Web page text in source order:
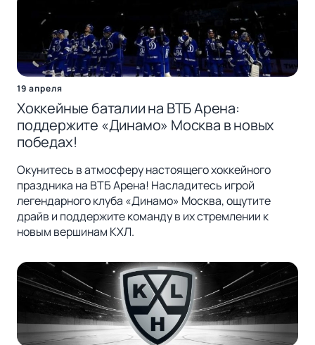
19 апреля
Хоккейные баталии на ВТБ Арена:
поддержите «Динамо» Москва в новых
победах!
Окунитесь в атмосферу настоящего хоккейного
праздника на ВТБ Арена! Насладитесь игрой
легендарного клуба «Динамо» Москва, ощутите
драйв и поддержите команду в их стремлении к
новым вершинам КХЛ.